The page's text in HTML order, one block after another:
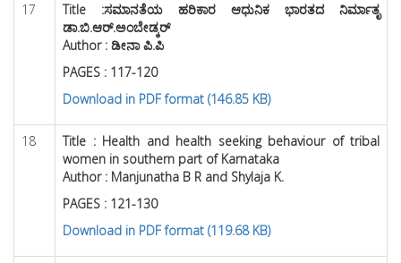
17 Title :ಸಮಾನತೆಯ ಹರಿಕಾರ ಆಧುನಿಕ ಭಾರತದ ನಿರ್ಮಾತೃ
ಡಾ.ಬಿ.ಆರ್.ಅಂಬೇಡ್ಕರ್
Author : ಡೀನಾ ಪಿ.ಪಿ
PAGES : 117-120
Download in PDF format (146.85 KB)
18 Title : Health and health seeking behaviour of tribal
women in southern part of Karnataka
Author : Manjunatha B R and Shylaja K.
PAGES : 121-130
Download in PDF format (119.68 KB)